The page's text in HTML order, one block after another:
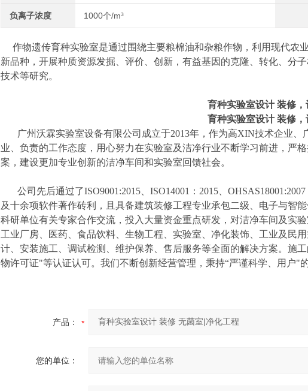
负离子浓度 1000个/m³
作物遗传育种实验室是通过围绕主要粮棉油和杂粮作物，利用现代农
新品种，开展种质资源发掘、评价、创新，有益基因的克隆、转化、分
技术等研究。
育种实验室设计 装修
育种实验室设计 装修
广州沃霖实验室设备有限公司成立于2013年，作为高XIN技术企业
业、负责的工作态度，用心努力在实验室及洁净行业不断学习前进，严
案，建设更加专业创新的洁净车间和实验室回馈社会。
公司先后通过了ISO9001:2015、ISO14001：2015、
及十余项软件著作砖利，且具备建筑装修工程专业承包二级、电子与智
科研单位有关专家合作交流，投入大量资金重点研发，对洁净车间及实
工业厂房、医药、食品饮料、生物工程、实验室、净化装饰、工业及民
计、安装施工、调试检测、维护保养、售后服务等全面的解决方案。施
物许可证"等认证认可。我们不断创新经营管理，秉持“严谨科学、用户"
产品：
您的单位：